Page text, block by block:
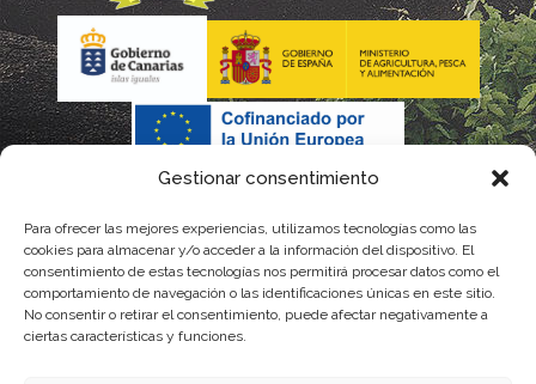
Gestionar consentimiento
Para ofrecer las mejores experiencias, utilizamos tecnologías como las
cookies para almacenar y/o acceder a la información del dispositivo. El
consentimiento de estas tecnologías nos permitirá procesar datos como el
comportamiento de navegación o las identificaciones únicas en este sitio.
No consentir o retirar el consentimiento, puede afectar negativamente a
ciertas características y funciones.
La gestión de la DOP Lanzarote realizada por este Consejo Regulador es financiada,